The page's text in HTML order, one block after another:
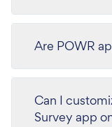
Are POWR
Can I
Survey app